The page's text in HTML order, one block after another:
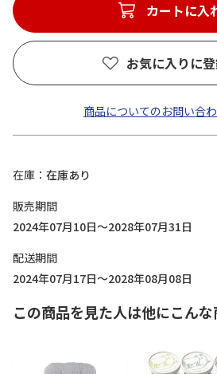
カートに入
お気に入りに
商品についてのお問い合
在庫
在庫あり
販売期間
2024年07月10日～2028年07月31日
配送期間
2024年07月17日～2028年08月08日
この商品を見た人は他にこん